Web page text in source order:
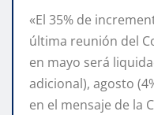
«El 35% de
última reunión del
en mayo será
adicional), agosto
en el mensaje de la